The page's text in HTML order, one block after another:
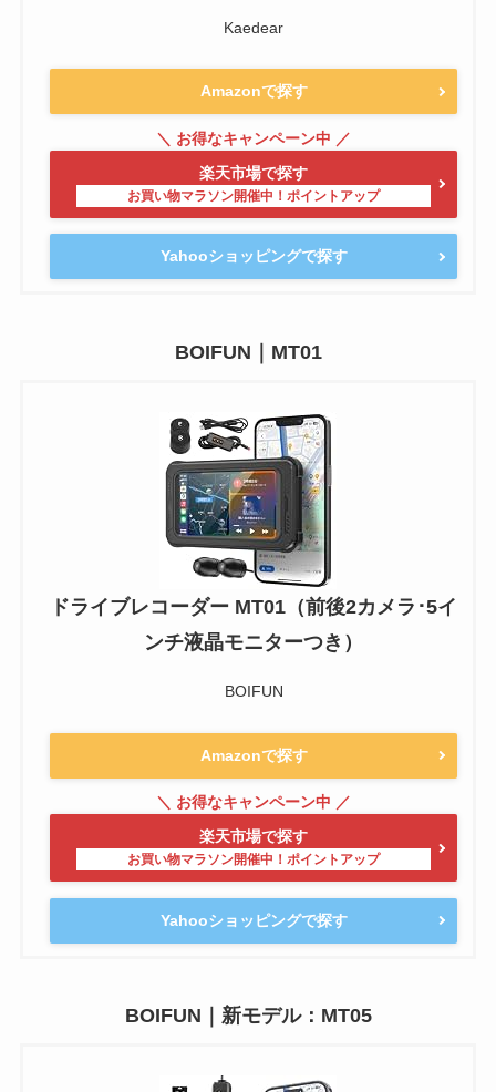
Kaedear
Amazonで探す
楽天市場で探す
Yahooショッピングで探す
BOIFUN｜MT01
ドライブレコーダー MT01（前後2カメラ･5イ
ンチ液晶モニターつき）
BOIFUN
Amazonで探す
楽天市場で探す
Yahooショッピングで探す
BOIFUN｜新モデル：MT05